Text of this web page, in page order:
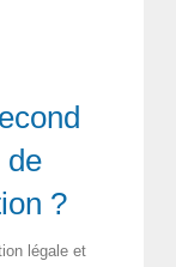
de
?
légale et